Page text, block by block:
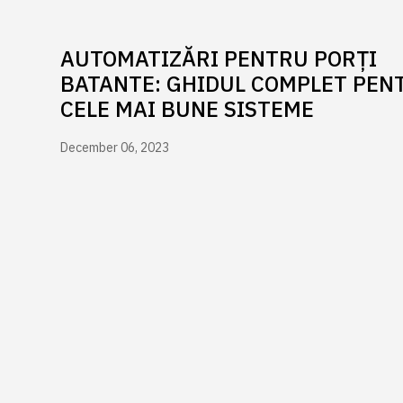
AUTOMATIZĂRI PENTRU PORȚI
BATANTE: GHIDUL COMPLET
CELE MAI BUNE SISTEME
December 06, 2023